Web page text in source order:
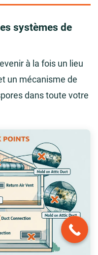
systèmes de
à la fois un lieu
un mécanisme de
dans toute votre